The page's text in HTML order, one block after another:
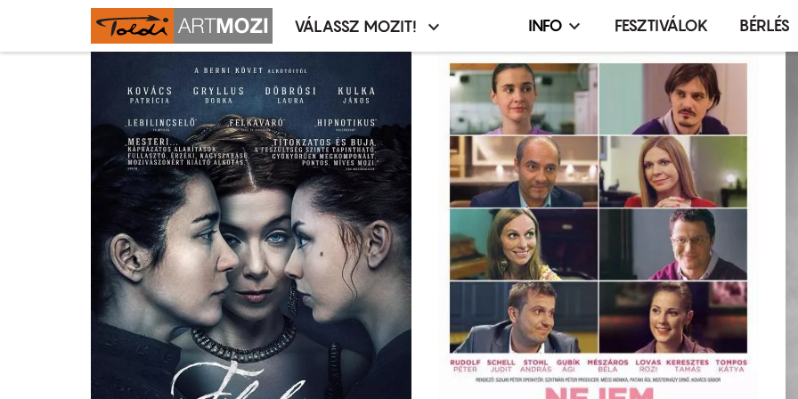
Moziválasztó
menü
VÁLASSZ MOZIT!
Infó,
esemény,
terembérlés
menü
INFO FESZTIVÁLOK BÉRLÉS